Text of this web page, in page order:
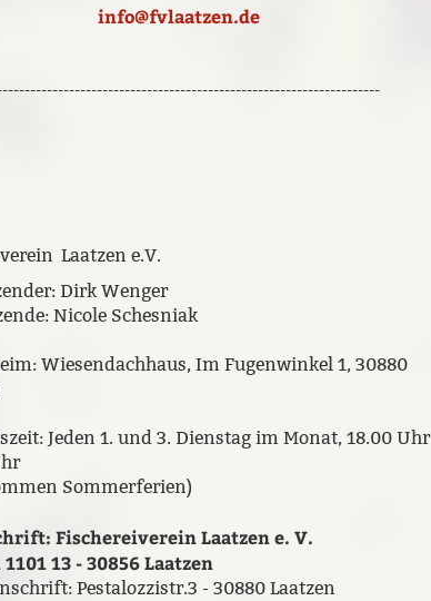
info@fvlaatzen.de
Laatzen e.V.
Dirk Wenger
Nicole Schesniak
Wiesendachhaus, Im Fugenwinkel 1, 30880
Jeden 1. und 3. Dienstag im Monat, 18.00 Uhr
Uhr
Sommerferien)
Fischereiverein Laatzen e. V.
13 - 30856 Laatzen
Pestalozzistr.3 - 30880 Laatzen